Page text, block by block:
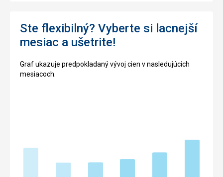
Ste flexibilný? Vyberte si lacnejší
mesiac a ušetrite!
Graf ukazuje predpokladaný vývoj cien v nasledujúcich
mesiacoch.